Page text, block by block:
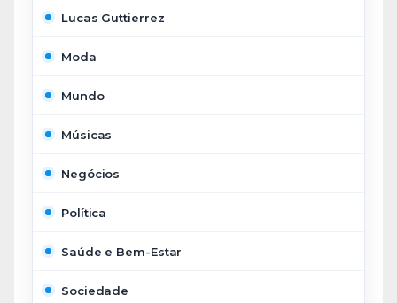
Lucas Guttierrez
Moda
Mundo
Músicas
Negócios
Política
Saúde e Bem-Estar
Sociedade